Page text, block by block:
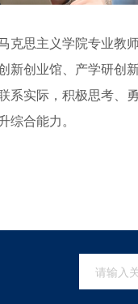
克思主义学院专业教
新创业馆、产学研创
系实际，积极思考、
综合能力。